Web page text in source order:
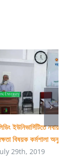
ইউনিভার্সিটিতে
বিষয়ক কর্মশালা অনুষ্ঠিত
29th, 2019